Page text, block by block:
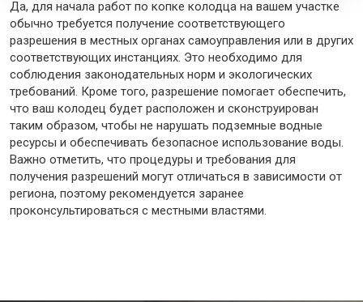
Да, для начала работ по копке колодца на вашем участке
обычно требуется получение соответствующего
разрешения в местных органах самоуправления или в других
соответствующих инстанциях. Это необходимо для
соблюдения законодательных норм и экологических
требований. Кроме того, разрешение помогает обеспечить,
что ваш колодец будет расположен и сконструирован
таким образом, чтобы не нарушать подземные водные
ресурсы и обеспечивать безопасное использование воды.
Важно отметить, что процедуры и требования для
получения разрешений могут отличаться в зависимости от
региона, поэтому рекомендуется заранее
проконсультироваться с местными властями.